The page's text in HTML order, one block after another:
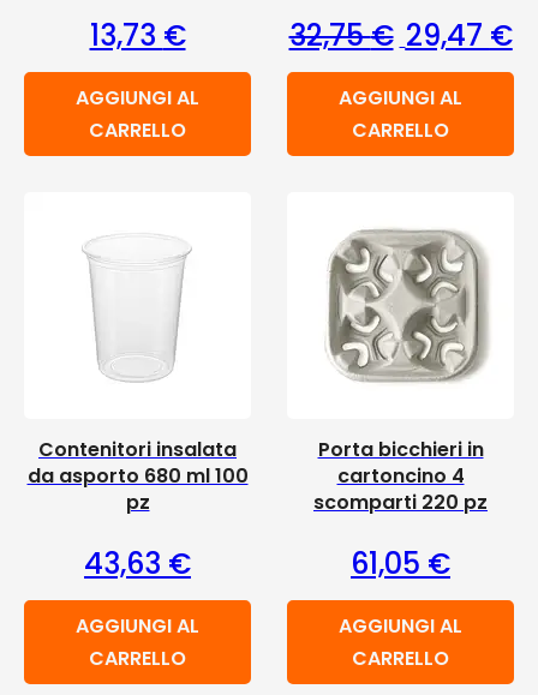
13,73 €
AGGIUNGI AL
CARRELLO
32,75€ Il prezzo
29,47 €Il
AGGIUNGI AL
CARRELLO
Contenitori insalata
da asporto 680 ml 100
pz
43,63 €
AGGIUNGI AL
CARRELLO
Porta bicchieri in
cartoncino 4
scomparti 220 pz
61,05 €
AGGIUNGI AL
CARRELLO